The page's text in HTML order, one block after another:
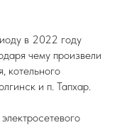
в 2022 году
чему произвели
котельного
и п. Тапхар.